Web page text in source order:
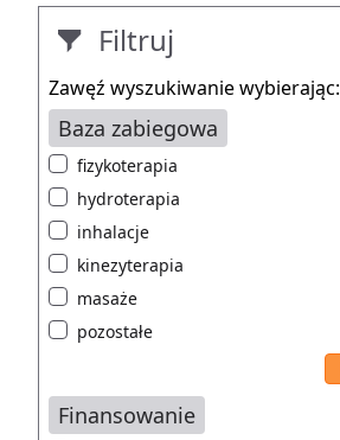
Filtruj
Zawęź wyszukiwanie wybierając:
Baza zabiegowa
fizykoterapia
hydroterapia
inhalacje
kinezyterapia
masaże
pozostałe
Finansowanie